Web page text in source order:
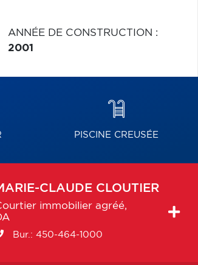
ANNÉE DE CONSTRUCTION :
2001
PISCINE CREUSÉE
CLAUDE CLOUTIER
immobilier agréé,
Bur.: 450-464-1000